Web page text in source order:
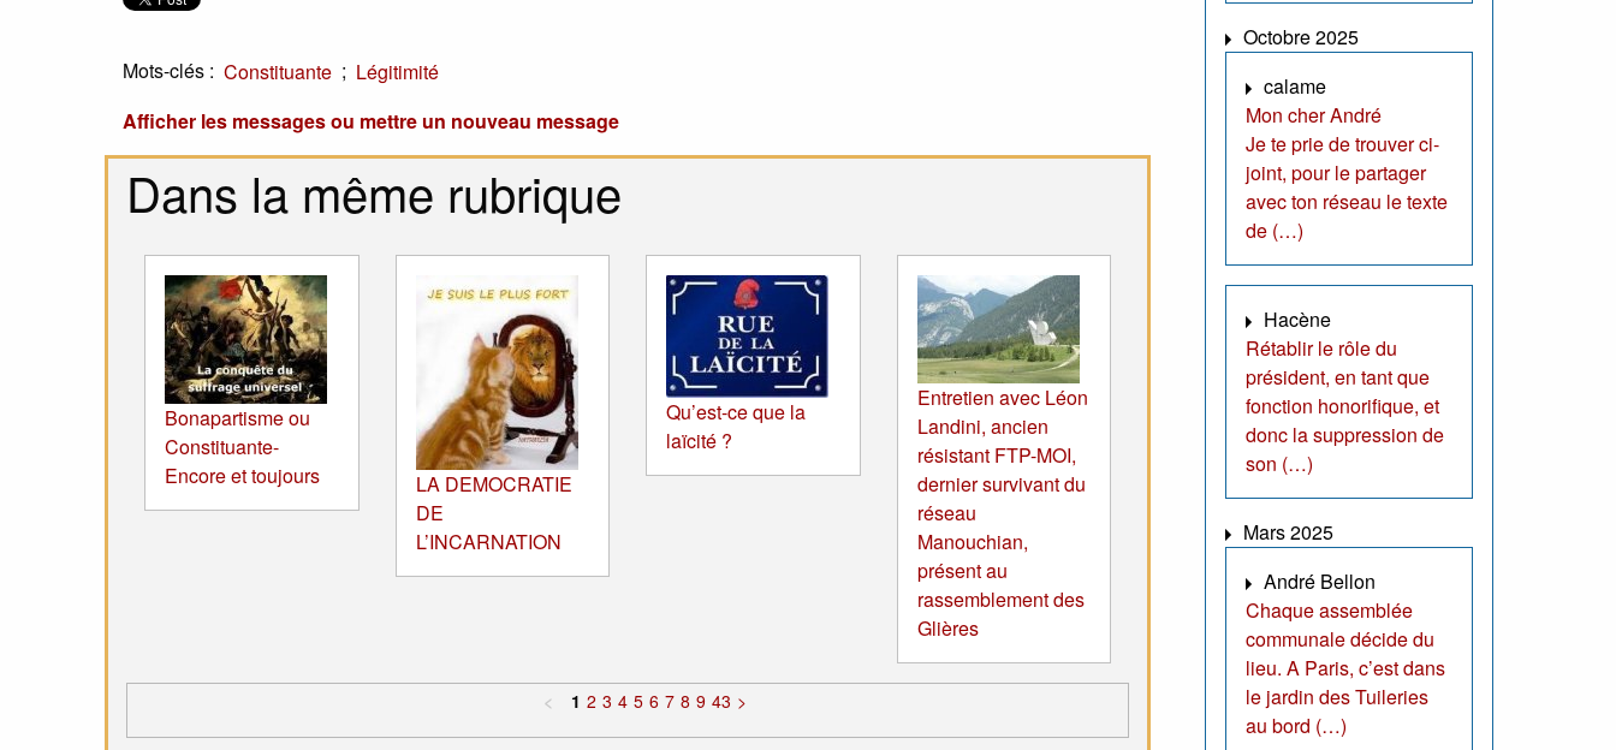
Mots-clés : Constituante ; Légitimité
Afficher les messages ou mettre un nouveau message
Dans la même rubrique
Bonapartisme ou
Constituante-
Encore et toujours
LA DEMOCRATIE
DE
L’INCARNATION
Qu’est-ce que la
laïcité ?
Entretien avec Léon
Landini, ancien
résistant FTP-MOI,
dernier survivant du
réseau
Manouchian,
présent au
rassemblement des
Glières
< 1 2 3 4 5 6 7 8 9 43 >
Octobre 2025
calame
Mon cher André
Je te prie de trouver ci-
joint, pour le partager
avec ton réseau le texte
de (…)
Hacène
Rétablir le rôle du
président, en tant que
fonction honorifique, et
donc la suppression de
son (…)
Mars 2025
André Bellon
Chaque assemblée
communale décide du
lieu. A Paris, c’est dans
le jardin des Tuileries
au bord (…)